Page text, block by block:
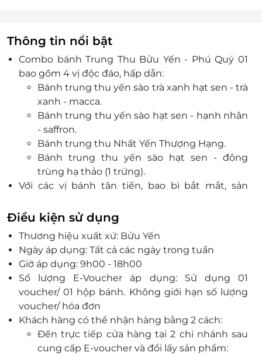
Thông tin nổi bật
Combo bánh Trung Thu Bửu Yến - Phú Quý 01
bao gồm 4 vị độc đáo, hấp dẫn:
Bánh trung thu yến sào trà xanh hạt sen - trà
xanh - macca.
Bánh trung thu yến sào hạt sen - hạnh nhân
- saffron.
Bánh trung thu Nhất Yến Thượng Hạng.
Bánh trung thu yến sào hạt sen - đông
trùng hạ thảo (1 trứng).
Với các vị bánh tân tiến, bao bì bắt mắt, sản
đem đến trải nghiệm tốt nhất cho Quý khách
trong dịp Tết Trung Thu.
Điều kiện sử dụng
Thương hiệu xuất xứ: Bửu Yến
Ngày áp dụng: Tất cả các ngày trong tuần
Giờ áp dụng: 9h00 - 18h00
Số lượng E-Voucher áp dụng: Sử dụng 01
voucher/ 01 hộp bánh. Không giới hạn số lượng
voucher/ hóa đơn
Khách hàng có thể nhận hàng bằng 2 cách:
Đến trực tiếp cửa hàng tại 2 chi nhánh sau
cung cấp E-voucher và đổi lấy sản phẩm: